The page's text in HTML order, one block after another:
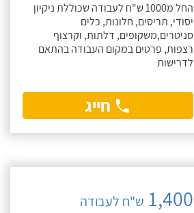
החל מ1000 ש"ח לעבודה שכוללת ניקיון
יסודי, תריסים, חלונות, כלים
סניטרים,משקופים, דלתות, וקרצוף
רצפות, פרטים במקום העבודה בהתאם
לדרישות
חייג
1,400 ש"ח לעבודה